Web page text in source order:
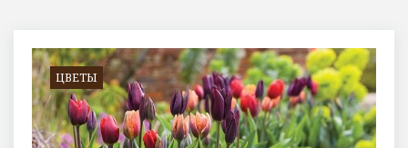
луковицы
ЦВЕТЫ